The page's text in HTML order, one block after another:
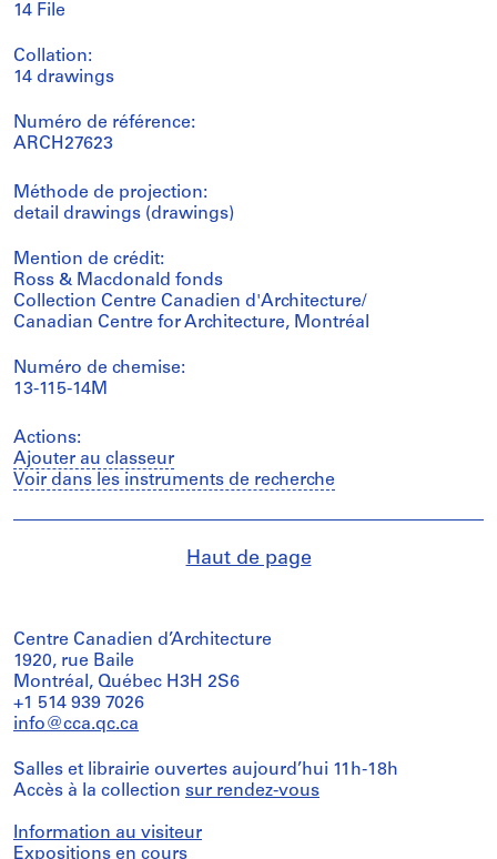
14 File
Collation:
14 drawings
Numéro de référence:
ARCH27623
Méthode de projection:
detail drawings (drawings)
Mention de crédit:
Ross & Macdonald fonds
Collection Centre Canadien d'Architecture/
Canadian Centre for Architecture, Montréal
Numéro de chemise:
13-115-14M
Actions:
Ajouter au classeur
Voir dans les instruments de recherche
Haut de page
Centre Canadien d’Architecture
1920, rue Baile
Montréal, Québec H3H 2S6
+1 514 939 7026
info@cca.qc.ca
Salles et librairie ouvertes aujourd’hui 11h-18h
Accès à la collection sur rendez-vous
Information au visiteur
Expositions en cours